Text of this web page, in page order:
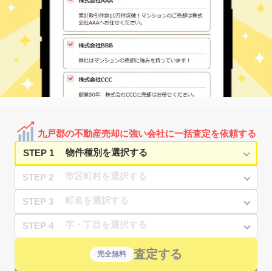
九戸郡の不動産売却に強い会社に一括査定を依頼する
STEP 1
STEP 2
STEP 3
STEP 4
完全無料 査定する